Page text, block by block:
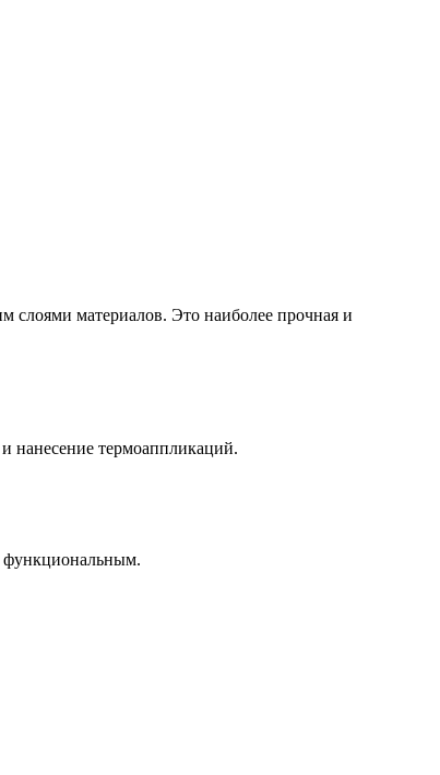
слоями материалов. Это наиболее прочная и
нанесение термоаппликаций.
функциональным.